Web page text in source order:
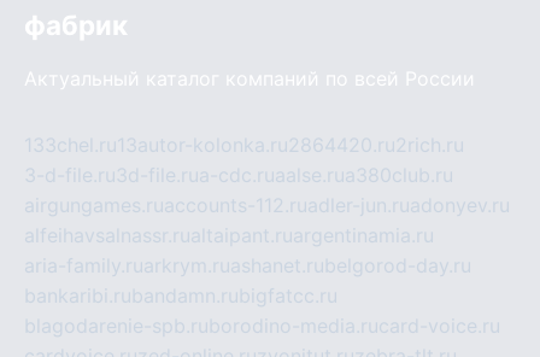
фабрик
Актуальный каталог компаний по всей России
133chel.ru13autor-kolonka.ru2864420.ru2rich.ru
3-d-file.ru3d-file.rua-cdc.ruaalse.rua380club.ru
airgungames.ruaccounts-112.ruadler-jun.ruadonyev.ru
alfeihavsalnassr.rualtaipant.ruargentinamia.ru
aria-family.ruarkrym.ruashanet.rubelgorod-day.ru
bankaribi.rubandamn.rubigfatcc.ru
blagodarenie-spb.ruborodino-media.rucard-voice.ru